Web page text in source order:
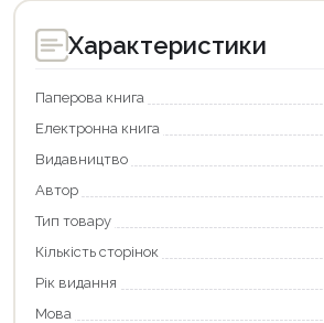
Характеристики
Паперова книга
Електронна книга
Видавництво
Автор
Тип товару
Кількість сторінок
Рік видання
Мова